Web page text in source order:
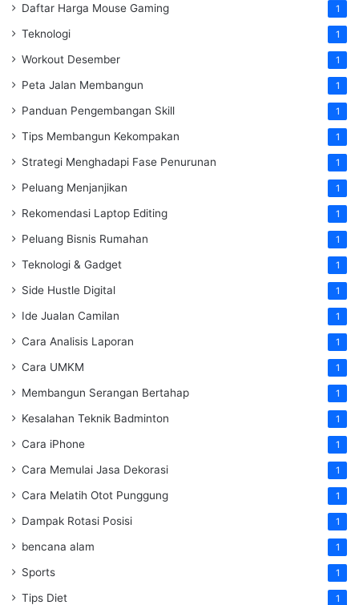
Daftar Harga Mouse Gaming 1
Teknologi 1
Workout Desember 1
Peta Jalan Membangun 1
Panduan Pengembangan Skill 1
Tips Membangun Kekompakan 1
Strategi Menghadapi Fase Penurunan 1
Peluang Menjanjikan 1
Rekomendasi Laptop Editing 1
Peluang Bisnis Rumahan 1
Teknologi & Gadget 1
Side Hustle Digital 1
Ide Jualan Camilan 1
Cara Analisis Laporan 1
Cara UMKM 1
Membangun Serangan Bertahap 1
Kesalahan Teknik Badminton 1
Cara iPhone 1
Cara Memulai Jasa Dekorasi 1
Cara Melatih Otot Punggung 1
Dampak Rotasi Posisi 1
bencana alam 1
Sports 1
Tips Diet 1